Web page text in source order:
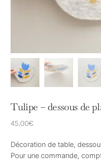
Tulipe – dessous de
45,00€
Décoration de table,
Pour une commande,